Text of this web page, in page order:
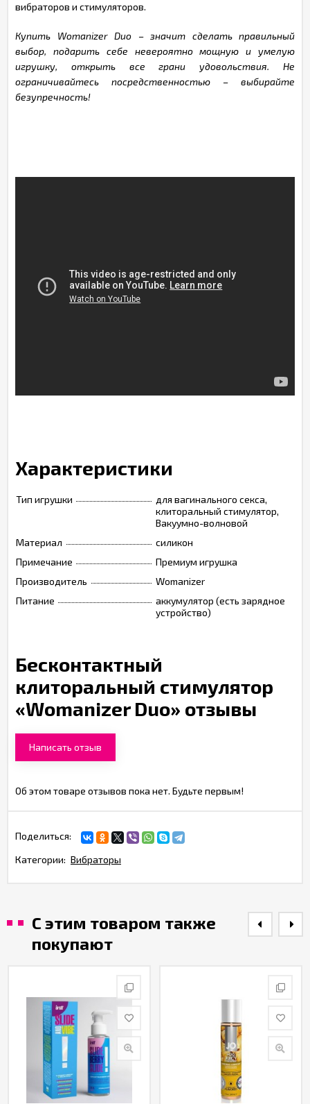
вибраторов и стимуляторов.
Купить Womanizer Duo – значит сделать правильный
выбор, подарить себе невероятно мощную и умелую
игрушку, открыть все грани удовольствия. Не
ограничивайтесь посредственностью – выбирайте
безупречность!
Характеристики
Тип игрушки
для вагинального секса,
клиторальный стимулятор,
Вакуумно-волновой
Материал
силикон
Примечание
Премиум игрушка
Производитель
Womanizer
Питание
аккумулятор (есть зарядное
устройство)
Бесконтактный
клиторальный стимулятор
«Womanizer Duo» отзывы
Написать отзыв
Об этом товаре отзывов пока нет. Будьте первым!
Поделиться:
Категории: Вибраторы
С этим товаром также
покупают